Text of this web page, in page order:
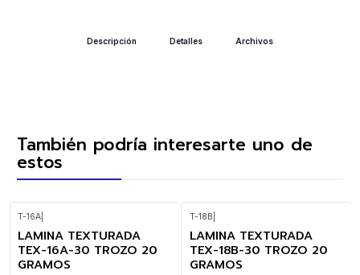
Descripción Detalles Archivos
También podría interesarte uno de
estos
T-16A
LAMINA TEXTURADA
TEX-16A-30 TROZO 20
GRAMOS
T-18B
LAMINA TEXTURADA
TEX-18B-30 TROZO 20
GRAMOS